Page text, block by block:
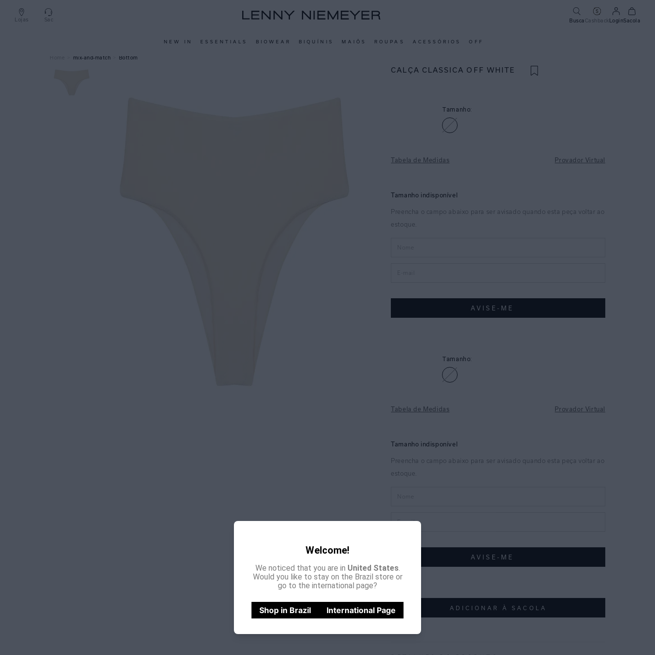
Lojas Sac Busca CashbackLoginSacola
NEW IN ESSENTIALS BIOWEAR BIQUÍNIS MAIÔS ROUPAS ACESSÓRIOS OFF
Welcome!
We noticed that you are in United States.
Would you like to stay on the Brazil store or
go to the international page?
Shop in Brazil International Page
mix-and-match Bottom
CALÇA CLASSICA OFF WHITE
Tamanho:
Tabela de Medidas Provador Virtual
Tamanho:
Tabela de Medidas Provador Virtual
ADICIONAR À SACOLA